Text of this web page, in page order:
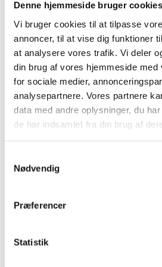
Denne hjemmeside bruger cookies
Vi bruger cookies til at tilpasse
annoncer, til at vise dig funktioner
at analysere vores trafik. Vi deler
din brug af vores hjemmeside med
for sociale medier,
analysepartnere. Vores partnere
data med andre oplysninger, du
de har indsamlet fra din brug af
Nødvendig
Præferencer
Statistik
verdensmestrene tilbage i 2020
med 21-16, 24-22.
Det er tredje gang i deres
Astrup/Skaarup kommer fra
med en sejr i gruppespillet. I
nå semifinalen, og 2018 gik de
gruppen.
Klik her for at se flere detaljer
Tidligere på dagen skulle Viktor
ligegyldig. Han havde på
semifinalen som nummer et i
videre avancement, men han
muligheden for at slå